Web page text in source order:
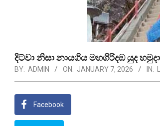
දිට්වා නිසා නායගිය මහගිරිදඹ යුද
BY: ADMIN ON: JANUARY 7, 2026 IN:
Facebook